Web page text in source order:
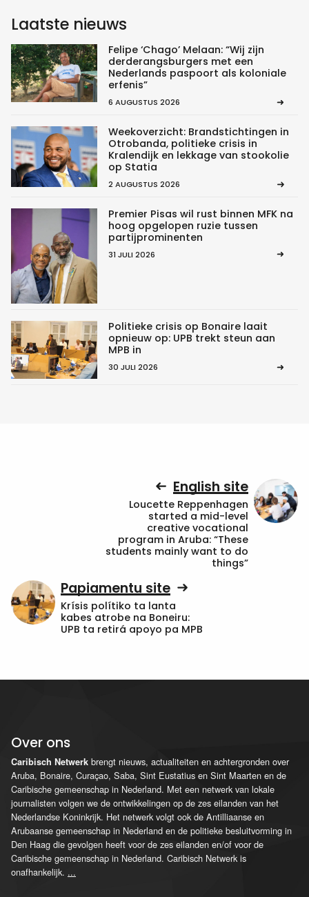
Laatste nieuws
Felipe ‘Chago’ Melaan: “Wij zijn
derderangsburgers met een
Nederlands paspoort als koloniale
erfenis”
6 AUGUSTUS 2026
Weekoverzicht: Brandstichtingen in
Otrobanda, politieke crisis in
Kralendijk en lekkage van stookolie
op Statia
2 AUGUSTUS 2026
Premier Pisas wil rust binnen MFK na
hoog opgelopen ruzie tussen
partijprominenten
31 JULI 2026
Politieke crisis op Bonaire laait
opnieuw op: UPB trekt steun aan
MPB in
30 JULI 2026
English site
Loucette Reppenhagen
started a mid-level
creative vocational
program in Aruba: “These
students mainly want to do
things”
Papiamentu site
Krísis polítiko ta lanta
kabes atrobe na Boneiru:
UPB ta retirá apoyo pa MPB
Over ons
Caribisch Netwerk brengt nieuws, actualiteiten en achtergronden over
Aruba, Bonaire, Curaçao, Saba, Sint Eustatius en Sint Maarten en de
Caribische gemeenschap in Nederland. Met een netwerk van lokale
journalisten volgen we de ontwikkelingen op de zes eilanden van het
Nederlandse Koninkrijk. Het netwerk volgt ook de Antilliaanse en
Arubaanse gemeenschap in Nederland en de politieke besluitvorming in
Den Haag die gevolgen heeft voor de zes eilanden en/of voor de
Caribische gemeenschap in Nederland. Caribisch Netwerk is
onafhankelijk. ...